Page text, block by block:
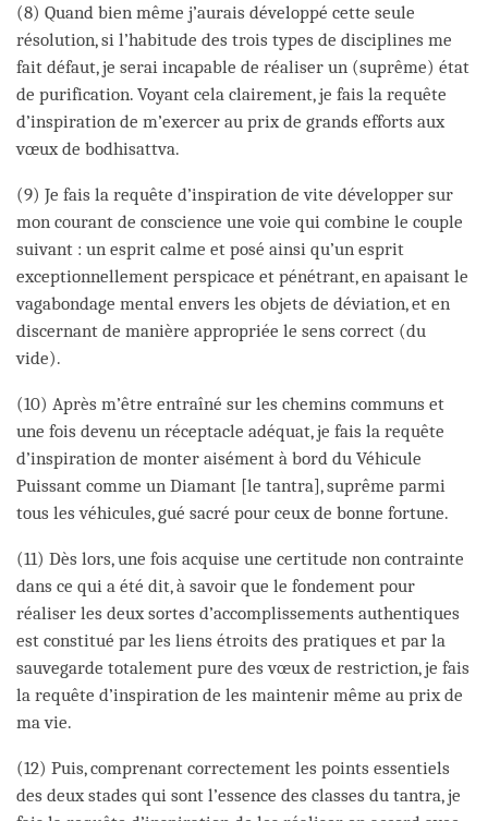
(8) Quand bien même j’aurais développé cette seule
résolution, si l’habitude des trois types de disciplines me
fait défaut, je serai incapable de réaliser un (suprême) état
de purification. Voyant cela clairement, je fais la requête
d’inspiration de m’exercer au prix de grands efforts aux
vœux de bodhisattva.
(9) Je fais la requête d’inspiration de vite développer sur
mon courant de conscience une voie qui combine le couple
suivant : un esprit calme et posé ainsi qu’un esprit
exceptionnellement perspicace et pénétrant, en apaisant le
vagabondage mental envers les objets de déviation, et en
discernant de manière appropriée le sens correct (du
vide).
(10) Après m’être entraîné sur les chemins communs et
une fois devenu un réceptacle adéquat, je fais la requête
d’inspiration de monter aisément à bord du Véhicule
Puissant comme un Diamant [le tantra], suprême parmi
tous les véhicules, gué sacré pour ceux de bonne fortune.
(11) Dès lors, une fois acquise une certitude non contrainte
dans ce qui a été dit, à savoir que le fondement pour
réaliser les deux sortes d’accomplissements authentiques
est constitué par les liens étroits des pratiques et par la
sauvegarde totalement pure des vœux de restriction, je fais
la requête d’inspiration de les maintenir même au prix de
ma vie.
(12) Puis, comprenant correctement les points essentiels
des deux stades qui sont l’essence des classes du tantra, je